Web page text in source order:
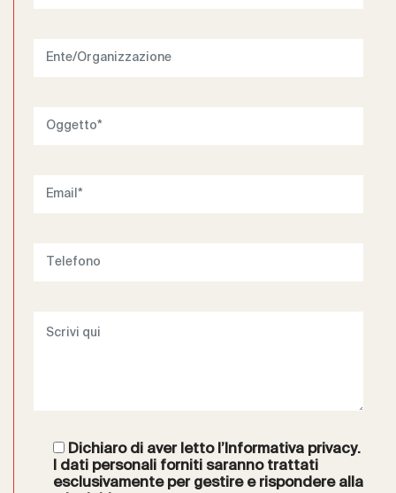
Dichiaro di aver letto l’Informativa privacy.
I dati personali forniti saranno trattati
esclusivamente per gestire e rispondere alla